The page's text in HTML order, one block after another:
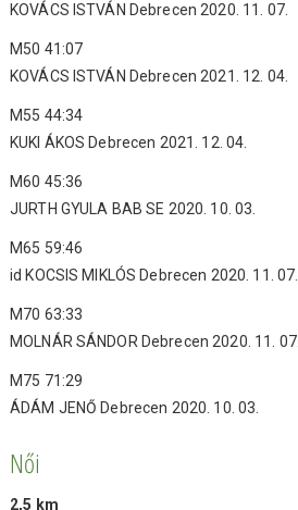
KOVÁCS ISTVÁN Debrecen 2020. 11. 07.
M50 41:07
KOVÁCS ISTVÁN Debrecen 2021. 12. 04.
M55 44:34
KUKI ÁKOS Debrecen 2021. 12. 04.
M60 45:36
JURTH GYULA BAB SE 2020. 10. 03.
M65 59:46
id KOCSIS MIKLÓS Debrecen 2020. 11. 07.
M70 63:33
MOLNÁR SÁNDOR Debrecen 2020. 11. 07.
M75 71:29
ÁDÁM JENŐ Debrecen 2020. 10. 03.
Női
2,5 km